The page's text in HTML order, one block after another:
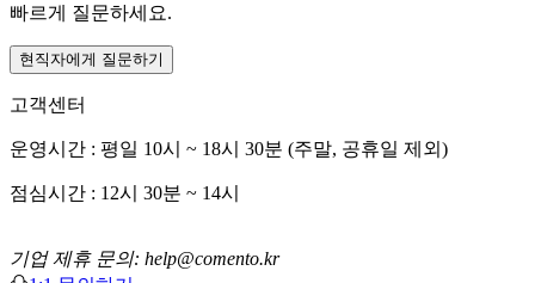
빠르게 질문하세요.
현직자에게 질문하기
고객센터
운영시간 : 평일 10시 ~ 18시 30분 (주말, 공휴일 제외)
점심시간 : 12시 30분 ~ 14시
기업 제휴 문의: help@comento.kr